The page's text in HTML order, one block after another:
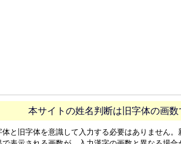
本サイトの姓名判断は旧字体の画
と旧字体を意識して入力する必要はありません